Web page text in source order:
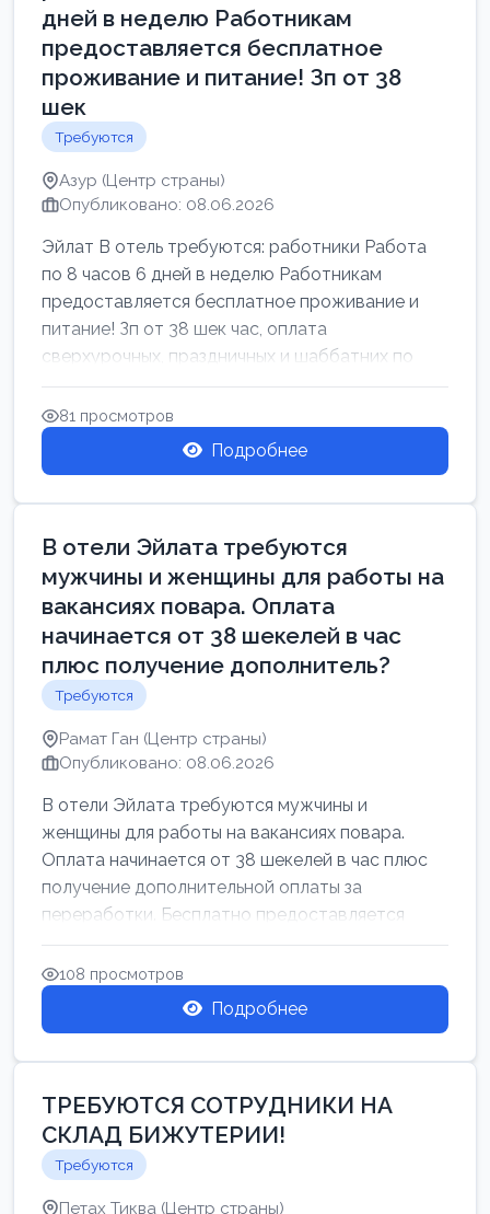
дней в неделю Работникам
предоставляется бесплатное
проживание и питание! Зп от 38
шек
Требуются
Азур (Центр страны)
Опубликовано: 08.06.2026
Эйлат В отель требуются: работники Работа
по 8 часов 6 дней в неделю Работникам
предоставляется бесплатное проживание и
питание! Зп от 38 шек час, оплата
сверхурочных, праздничных и шаббатних по
закон...
81 просмотров
Подробнее
В отели Эйлата требуются
мужчины и женщины для работы на
вакансиях повара. Оплата
начинается от 38 шекелей в час
плюс получение дополнитель?
Требуются
Рамат Ган (Центр страны)
Опубликовано: 08.06.2026
В отели Эйлата требуются мужчины и
женщины для работы на вакансиях повара.
Оплата начинается от 38 шекелей в час плюс
получение дополнительной оплаты за
переработки. Бесплатно предоставляется
проживан...
108 просмотров
Подробнее
ТРЕБУЮТСЯ СОТРУДНИКИ НА
СКЛАД БИЖУТЕРИИ!
Требуются
Петах Тиква (Центр страны)